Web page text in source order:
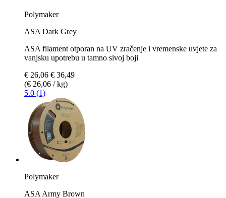
Polymaker
ASA Dark Grey
ASA filament otporan na UV zračenje i vremenske uvjete za
vanjsku upotrebu u tamno sivoj boji
€ 26,06 € 36,49
(€ 26,06 / kg)
5.0 (1)
Polymaker
ASA Army Brown